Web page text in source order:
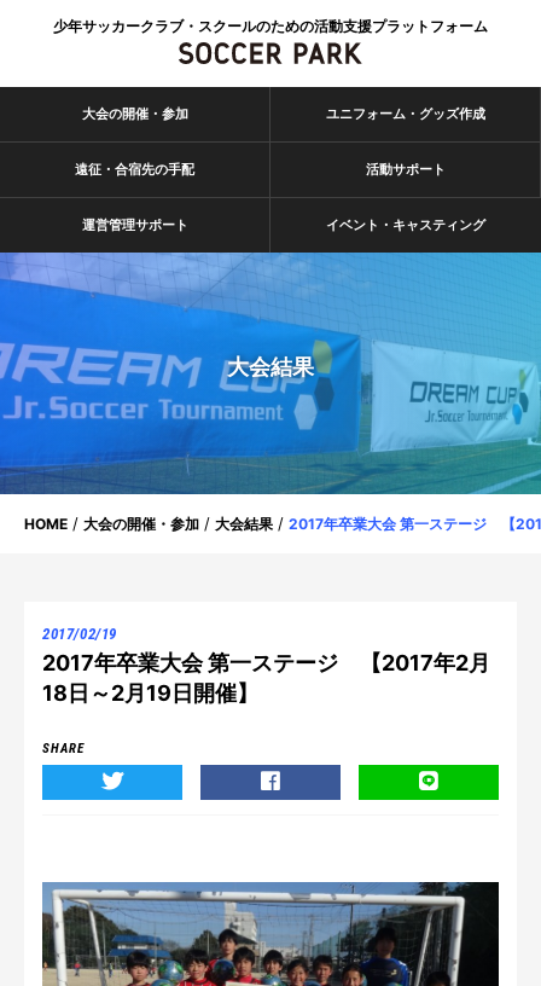
少年サッカークラブ・スクールのための活動支援プラットフォーム
大会の開催・参加 ユニフォーム・グッズ作成
遠征・合宿先の手配 活動サポート
運営管理サポート イベント・キャスティング
大会結果
HOME 大会の開催・参加 大会結果 2017年卒業大会 第一ステージ 【
2017/02/19
2017年卒業大会 第一ステージ 【2017年2月
18日～2月19日開催】
SHARE